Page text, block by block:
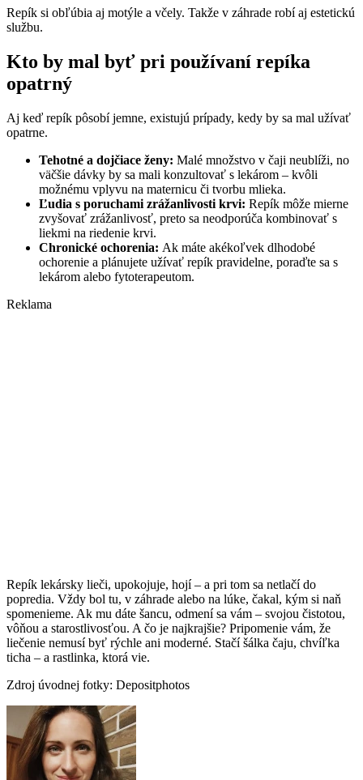
Repík si obľúbia aj motýle a včely. Takže v záhrade robí aj estetickú
službu.
Kto by mal byť pri používaní repíka
opatrný
Aj keď repík pôsobí jemne, existujú prípady, kedy by sa mal užívať
opatrne.
Tehotné a dojčiace ženy: Malé množstvo v čaji neublíži, no
väčšie dávky by sa mali konzultovať s lekárom – kvôli
možnému vplyvu na maternicu či tvorbu mlieka.
Ľudia s poruchami zrážanlivosti krvi: Repík môže mierne
zvyšovať zrážanlivosť, preto sa neodporúča kombinovať s
liekmi na riedenie krvi.
Chronické ochorenia: Ak máte akékoľvek dlhodobé
ochorenie a plánujete užívať repík pravidelne, poraďte sa s
lekárom alebo fytoterapeutom.
Reklama
Repík lekársky lieči, upokojuje, hojí – a pri tom sa netlačí do
popredia. Vždy bol tu, v záhrade alebo na lúke, čakal, kým si naň
spomenieme. Ak mu dáte šancu, odmení sa vám – svojou čistotou,
vôňou a starostlivosťou. A čo je najkrajšie? Pripomenie vám, že
liečenie nemusí byť rýchle ani moderné. Stačí šálka čaju, chvíľka
ticha – a rastlinka, ktorá vie.
Zdroj úvodnej fotky: Depositphotos